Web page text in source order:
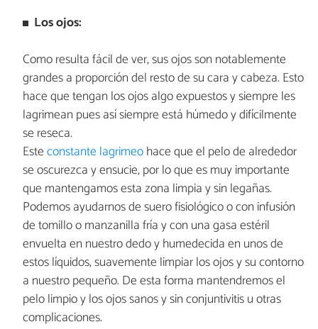
Los ojos:
Como resulta fácil de ver, sus ojos son notablemente
grandes a proporción del resto de su cara y cabeza. Esto
hace que tengan los ojos algo expuestos y siempre les
lagrimean pues así siempre está húmedo y difícilmente
se reseca.
Esteconstante lagrimeohace que el pelo de alrededor
se oscurezca y ensucie, por lo que es muy importante
que mantengamos esta zona limpia y sin legañas.
Podemos ayudarnos de suero fisiológico o con infusión
de tomillo o manzanilla fría y con una gasa estéril
envuelta en nuestro dedo y humedecida en unos de
estos líquidos, suavemente limpiar los ojos y su contorno
a nuestro pequeño. De esta forma mantendremos el
pelo limpio y los ojos sanos y sin conjuntivitis u otras
complicaciones.